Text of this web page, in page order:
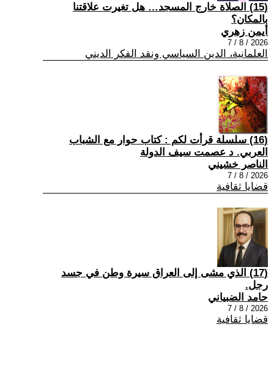
(15) الصلاة خارج المسجد… هل تغيرت علاقتنا
بالمكان؟
أيمن زهري
2026 / 8 / 7
العلمانية، الدين السياسي ونقد الفكر الديني
(16) سلسلة قرأت لكم : كتاب حوار مع الشباب
العربي. د عصمت سيف الدولة
الناصر خشيني
2026 / 8 / 7
قضايا ثقافية
(17) الذي مشى إلى العراق سيرة وطن في جسد
رجل.
حامد الضبياني
2026 / 8 / 7
قضايا ثقافية